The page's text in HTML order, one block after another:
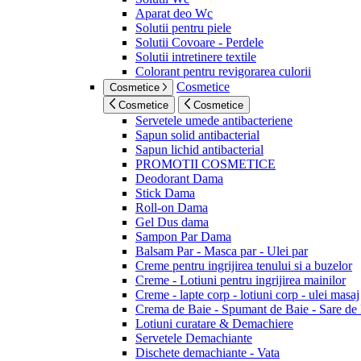
Aparat deo Wc
Solutii pentru piele
Solutii Covoare - Perdele
Solutii intretinere textile
Colorant pentru revigorarea culorii
Cosmetice Cosmetice
Cosmetice Cosmetice
Servetele umede antibacteriene
Sapun solid antibacterial
Sapun lichid antibacterial
PROMOTII COSMETICE
Deodorant Dama
Stick Dama
Roll-on Dama
Gel Dus dama
Sampon Par Dama
Balsam Par - Masca par - Ulei par
Creme pentru ingrijirea tenului si a buzelor
Creme - Lotiuni pentru ingrijirea mainilor
Creme - lapte corp - lotiuni corp - ulei masaj
Crema de Baie - Spumant de Baie - Sare de
Lotiuni curatare & Demachiere
Servetele Demachiante
Dischete demachiante - Vata